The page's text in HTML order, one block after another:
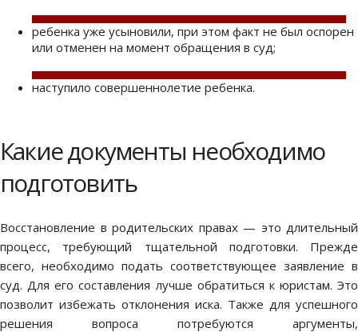
ребенка уже усыновили, при этом факт не был оспорен
или отменен на момент обращения в суд;
наступило совершеннолетие ребенка.
Какие документы необходимо
подготовить
Восстановление в родительских правах— это длительный
процесс, требующий тщательной подготовки. Прежде
всего, необходимо подать соответствующее заявление в
суд. Для его составления лучше обратиться к юристам. Это
позволит избежать отклонения иска. Также для успешного
решения вопроса потребуются аргументы,